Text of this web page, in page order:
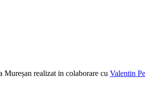
realizat in colaborare cu Valentin